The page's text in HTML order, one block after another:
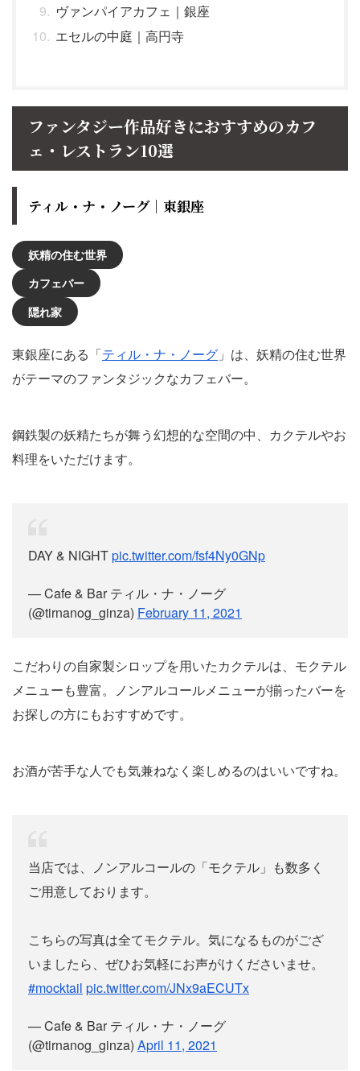
ヴァンパイアカフェ｜銀座
エセルの中庭｜高円寺
ファンタジー作品好きにおすすめのカフ
ェ・レストラン10選
ティル・ナ・ノーグ｜東銀座
妖精の住む世界
カフェバー
隠れ家
東銀座にある「ティル・ナ・ノーグ 」は、妖精の住む世界
がテーマのファンタジックなカフェバー。
鋼鉄製の妖精たちが舞う幻想的な空間の中、カクテルやお
料理をいただけます。
DAY & NIGHTpic.twitter.com/fsf4Ny0GNp
— Cafe & Bar ティル・ナ・ノーグ
(@tirnanog_ginza) February 11, 2021
こだわりの自家製シロップを用いたカクテルは、モクテル
メニューも豊富。ノンアルコールメニューが揃ったバーを
お探しの方にもおすすめです。
お酒が苦手な人でも気兼ねなく楽しめるのはいいですね。
当店では、ノンアルコールの「モクテル」も数多く
ご用意しております。
こちらの写真は全てモクテル。気になるものがござ
いましたら、ぜひお気軽にお声がけくださいませ。
#mocktail pic.twitter.com/JNx9aECUTx
— Cafe & Bar ティル・ナ・ノーグ
(@tirnanog_ginza) April 11, 2021